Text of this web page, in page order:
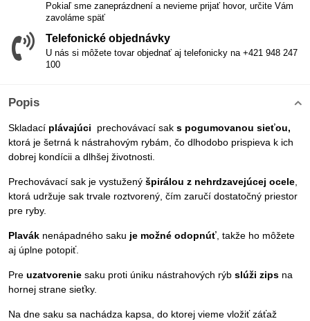
Pokiaľ sme zaneprázdnení a nevieme prijať hovor, určite Vám
zavoláme späť
Telefonické objednávky
U nás si môžete tovar objednať aj telefonicky na +421 948 247
100
Popis
Skladací plávajúci prechovávací sak s pogumovanou sieťou,
ktorá je šetrná k nástrahovým rybám, čo dlhodobo prispieva k ich
dobrej kondícii a dlhšej životnosti.
Prechovávací sak je vystužený špirálou z nehrdzavejúcej ocele
ktorá udržuje sak trvale roztvorený, čím zaručí dostatočný priestor
pre ryby.
Plavák nenápadného saku je možné odopnúť , takže ho môžete
aj úplne potopiť.
Pre uzatvorenie saku proti úniku nástrahových rýb slúži zips na
hornej strane sieťky.
Na dne saku sa nachádza kapsa, do ktorej vieme vložiť záťaž